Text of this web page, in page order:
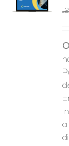
a